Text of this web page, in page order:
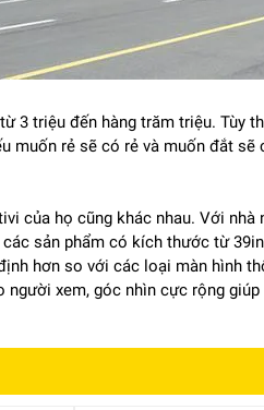
3 triệu đến hàng trăm triệu.
muốn rẻ sẽ có rẻ và muốn đắt
của họ cũng khác nhau. Với
sản phẩm có kích thước từ
hơn so với các loại màn hình
xem, góc nhìn cực rộng